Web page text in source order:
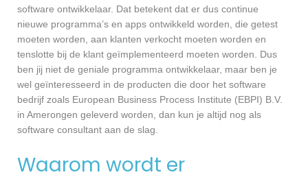
software ontwikkelaar. Dat betekent dat er dus continue
nieuwe programma’s en apps ontwikkeld worden, die getest
moeten worden, aan klanten verkocht moeten worden en
tenslotte bij de klant geïmplementeerd moeten worden. Dus
ben jij niet de geniale programma ontwikkelaar, maar ben je
wel geïnteresseerd in de producten die door het software
bedrijf zoals European Business Process Institute (EBPI) B.V.
in Amerongen geleverd worden, dan kun je altijd nog als
software consultant aan de slag.
Waarom wordt er